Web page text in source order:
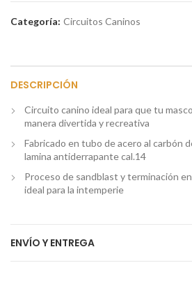
Categoría: Circuitos Caninos
DESCRIPCIÓN
Circuito canino ideal para que tu
manera divertida y recreativa
Fabricado en tubo de acero al carbón
lamina antiderrapante cal.14
Proceso de sandblast y terminación
ideal para la intemperie
ENVÍO Y ENTREGA